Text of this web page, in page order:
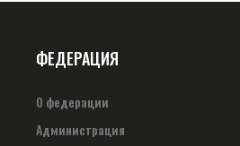
ФЕДЕРАЦИЯ
О федерации
Администрация